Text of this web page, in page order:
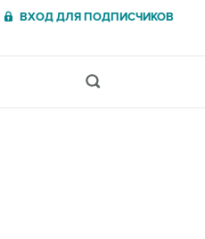
ВХОД ДЛЯ ПОДПИСЧИКОВ